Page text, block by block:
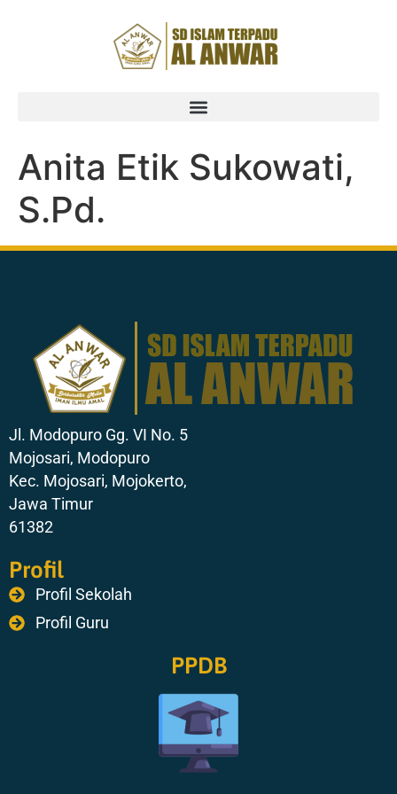
Anita Etik Sukowati,
S.Pd.
Jl. Modopuro Gg. VI No. 5
Mojosari, Modopuro
Kec. Mojosari, Mojokerto,
Jawa Timur
61382
Profil
Profil Sekolah
Profil Guru
PPDB